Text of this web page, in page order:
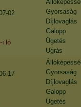
02
i ló
Gyorsaság
Díjlovaglás
Galopp
Ügetés
Ugrás
17
Gyorsaság
Díjlovaglás
Galopp
Ügetés